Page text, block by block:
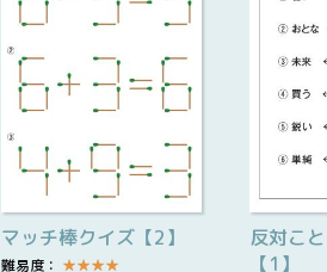
マッチ棒クイズ【2】
難易度： ★★★★
反対こ
【1】